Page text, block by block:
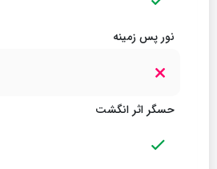
نور پس زمینه
حسگر اثر انگشت